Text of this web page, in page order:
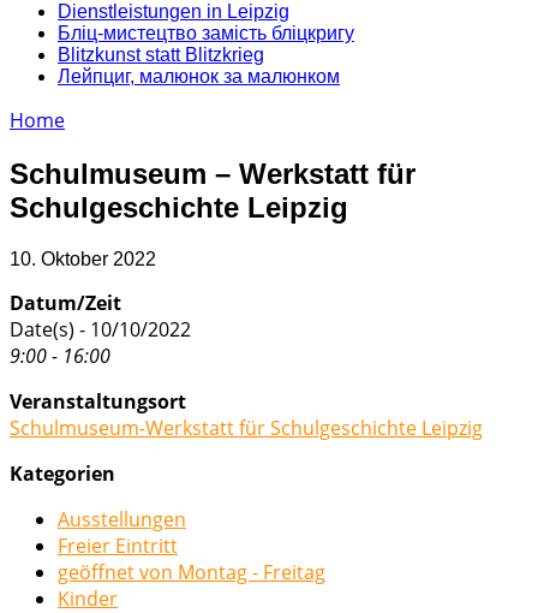
Dienstleistungen in Leipzig
Бліц-мистецтво замість бліцкригу
Blitzkunst statt Blitzkrieg
Лейпциг, малюнок за малюнком
Home
Schulmuseum – Werkstatt für
Schulgeschichte Leipzig
10. Oktober 2022
Datum/Zeit
Date(s) - 10/10/2022
9:00 - 16:00
Veranstaltungsort
Schulmuseum-Werkstatt für Schulgeschichte Leipzig
Kategorien
Ausstellungen
Freier Eintritt
geöffnet von Montag - Freitag
Kinder